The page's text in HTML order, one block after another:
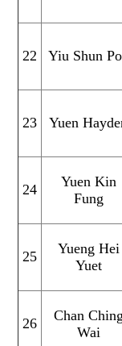
22 Yiu Shun
23 Yuen
24
Yuen Kin
Fung
25
Yueng Hei
Yuet
26
Chan Ching
Wai